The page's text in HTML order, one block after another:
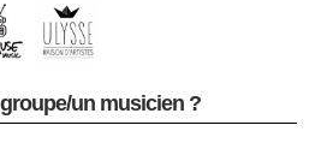
un musicien ?